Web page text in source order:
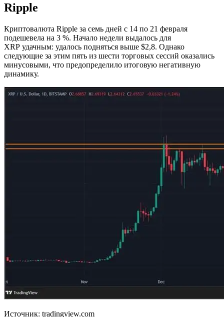
Ripple
Криптовалюта Ripple за семь дней с 14 по 21 февраля
подешевела на 3 %. Начало недели выдалось для
XRP удачным: удалось подняться выше $2,8. Однако
следующие за этим пять из шести торговых сессий оказались
минусовыми, что предопределило итоговую негативную
динамику.
Источник: tradingview.com